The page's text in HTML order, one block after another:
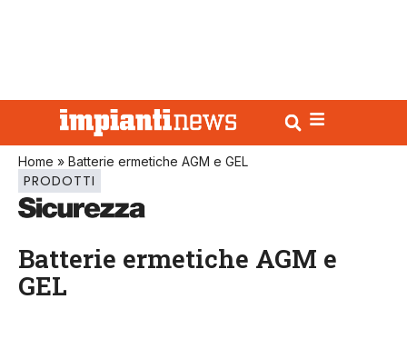
Home » Batterie ermetiche AGM e GEL
PRODOTTI
Batterie ermetiche AGM e
GEL